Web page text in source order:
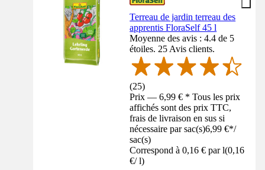
Terreau de jardin terreau des
apprentis FloraSelf 45 l
Moyenne des avis : 4.4 de 5
étoiles. 25 Avis clients.
(25)
Prix — 6,99 € * Tous les prix
affichés sont des prix TTC,
frais de livraison en sus si
nécessaire par sac(s)6,99 €*/
sac(s)
Correspond à 0,16 € par l(0,16
€/ l)